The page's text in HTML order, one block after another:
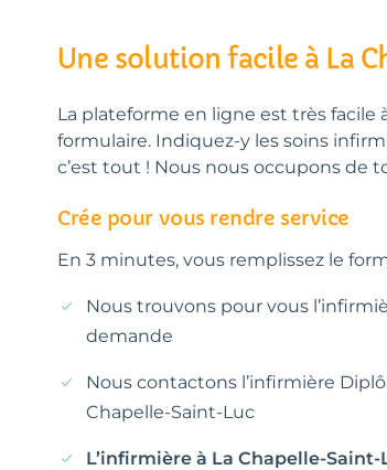
Une solution facile à La
La plateforme en ligne est très facile
formulaire. Indiquez-y les soins
c’est tout ! Nous nous occupons de
Crée pour vous rendre service
En 3 minutes, vous remplissez le
Nous trouvons pour vous
demande
Nous contactons l’infirmière
Chapelle-Saint-Luc
L’infirmière à La Chapelle-Saint-